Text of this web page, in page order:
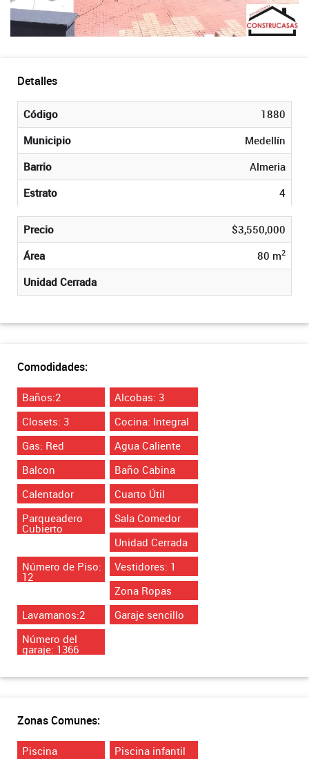
Detalles
Código
1880
Municipio
Medellín
Barrio
Almeria
Estrato
4
Precio
$3,550,000
Área
80 m2
Unidad Cerrada
Comodidades:
Baños:2
Alcobas: 3
Closets: 3
Cocina: Integral
Gas: Red
Agua Caliente
Balcon
Baño Cabina
Calentador
Cuarto Útil
Parqueadero
Cubierto
Sala Comedor
Unidad Cerrada
Número de Piso:
12
Vestidores: 1
Zona Ropas
Lavamanos:2
Garaje sencillo
Número del
garaje: 1366
Zonas Comunes:
Piscina Piscina infantil